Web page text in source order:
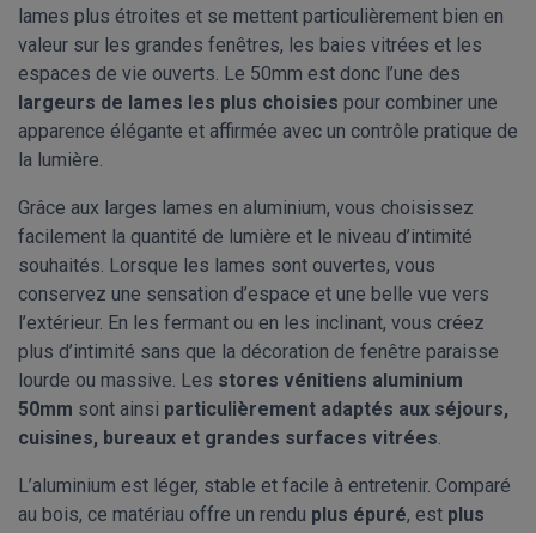
lames plus étroites et se mettent particulièrement bien en
valeur sur les grandes fenêtres, les baies vitrées et les
espaces de vie ouverts. Le 50mm est donc l’une des
largeurs de lames les plus choisies pour combiner une
apparence élégante et affirmée avec un contrôle pratique de
la lumière.
Grâce aux larges lames en aluminium, vous choisissez
facilement la quantité de lumière et le niveau d’intimité
souhaités. Lorsque les lames sont ouvertes, vous
conservez une sensation d’espace et une belle vue vers
l’extérieur. En les fermant ou en les inclinant, vous créez
plus d’intimité sans que la décoration de fenêtre paraisse
lourde ou massive. Les stores vénitiens aluminium
50mm sont ainsi particulièrement adaptés aux séjours,
cuisines, bureaux et grandes surfaces vitrées.
L’aluminium est léger, stable et facile à entretenir. Comparé
au bois, ce matériau offre un rendu plus épuré, est plus